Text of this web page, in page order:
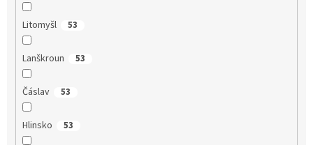
Litomyšl 53
Lanškroun 53
Čáslav 53
Hlinsko 53